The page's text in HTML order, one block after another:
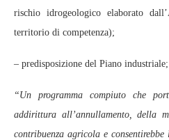
rischio idrogeologico elaborato
territorio di competenza);
– predisposizione del Piano industriale;
“Un programma compiuto che
addirittura all’annullamento, della
contribuenza agricola e